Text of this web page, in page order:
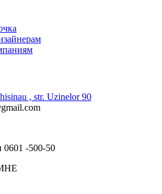
, str. Uzinelor 90
0601 -500-50